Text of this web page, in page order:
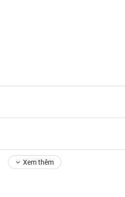
Xem thêm